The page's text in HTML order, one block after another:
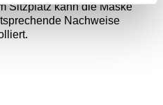
Sitzplatz kann die Maske
Nachweise